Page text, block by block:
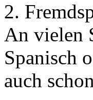
2.
An vielen
Spanisch
auch